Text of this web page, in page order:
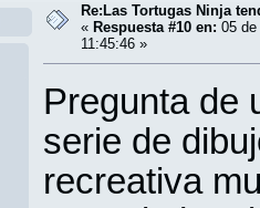
Re:Las Tortugas Ninja
« Respuesta #10 en: 05
11:45:46 »
Pregunta de
serie de
recreativa